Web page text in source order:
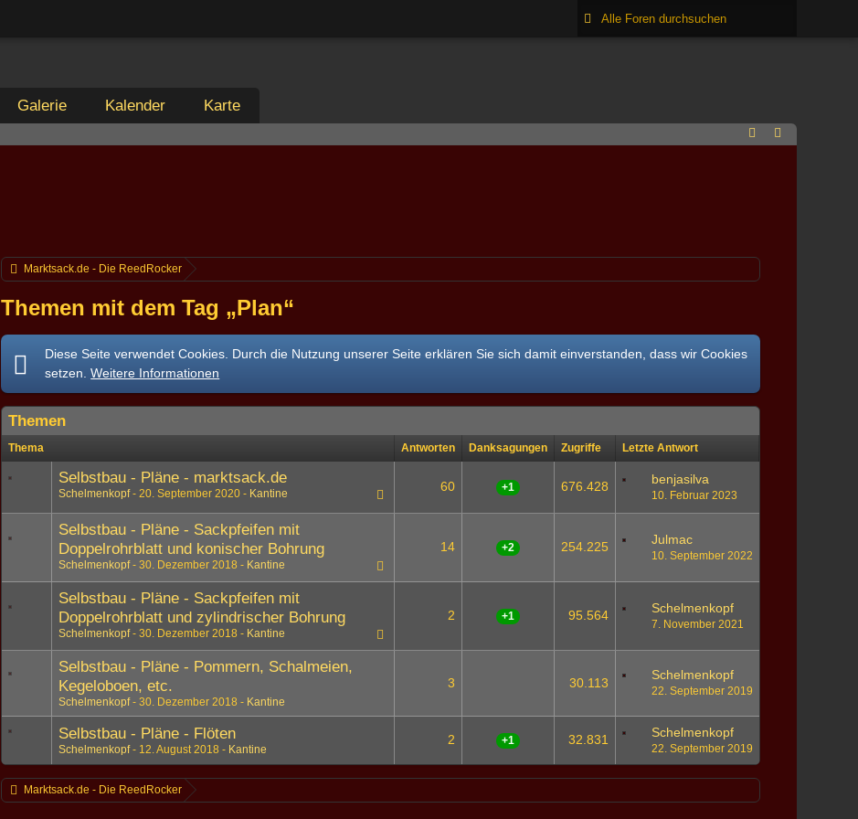
Galerie Kalender Karte
Marktsack.de - Die ReedRocker
Themen mit dem Tag „Plan“
Diese Seite verwendet Cookies. Durch die Nutzung unserer Seite erklären Sie sich damit einverstanden, dass wir Cookies
setzen.Weitere Informationen
Themen
Thema Antworten Danksagungen Zugriffe Letzte Antwort
Selbstbau - Pläne - marktsack.de
Schelmenkopf 20. September 2020 Kantine 60 +1 676.428 benjasilva
10. Februar 2023
Selbstbau - Pläne - Sackpfeifen mit
Doppelrohrblatt und konischer Bohrung
Schelmenkopf 30. Dezember 2018 Kantine
14 +2 254.225 Julmac
10. September 2022
Selbstbau - Pläne - Sackpfeifen mit
Doppelrohrblatt und zylindrischer Bohrung
Schelmenkopf 30. Dezember 2018 Kantine
2 +1 95.564 Schelmenkopf
7. November 2021
Selbstbau - Pläne - Pommern, Schalmeien,
Kegeloboen, etc.
Schelmenkopf 30. Dezember 2018 Kantine
3 30.113
Schelmenkopf
22. September 2019
Selbstbau - Pläne - Flöten
Schelmenkopf 12. August 2018 Kantine
2 +1 32.831 Schelmenkopf
22. September 2019
Marktsack.de - Die ReedRocker